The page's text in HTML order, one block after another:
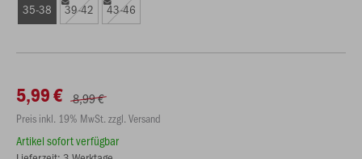
35-38 39-42 43-46
5,99 € 8,99 €
Preis inkl. 19% MwSt. zzgl. Versand
Artikel sofort verfügbar